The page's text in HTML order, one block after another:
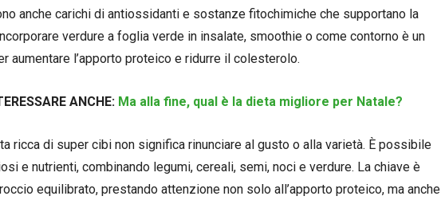
anche carichi di antiossidanti e sostanze fitochimiche che supportano la
verdure a foglia verde in insalate, smoothie o come contorno è un
aumentare l’apporto proteico e ridurre il colesterolo.
ANCHE: Ma alla fine, qual è la dieta migliore per Natale?
ricca di super cibi non significa rinunciare al gusto o alla varietà. È possibile
e nutrienti, combinando legumi, cereali, semi, noci e verdure. La chiave è
equilibrato, prestando attenzione non solo all’apporto proteico, ma anche